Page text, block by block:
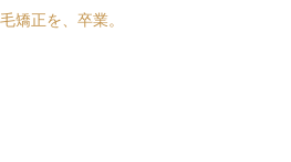
矯正を、卒業。